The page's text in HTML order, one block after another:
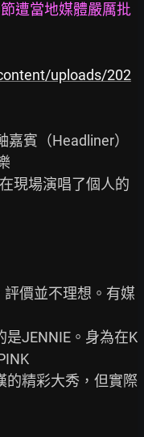
遭當地媒體嚴厲批
uploads/202
賓（Headliner）
現場演唱了個人的
價並不理想。有媒
JENNIE。身為在K
的精彩大秀，但實際